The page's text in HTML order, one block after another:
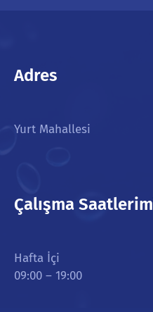
Adres
Yurt Mahallesi
Çalışma
Hafta İçi
09:00 – 19:00